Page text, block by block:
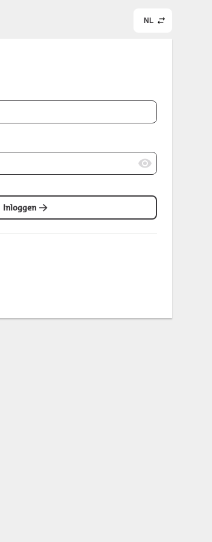
NL
Inloggen